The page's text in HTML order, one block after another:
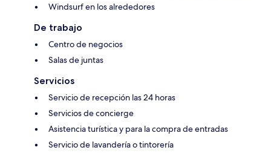
Windsurf en los alrededores
De trabajo
Centro de negocios
Salas de juntas
Servicios
Servicio de recepción las 24 horas
Servicios de concierge
Asistencia turística y para la compra de entradas
Servicio de lavandería o tintorería